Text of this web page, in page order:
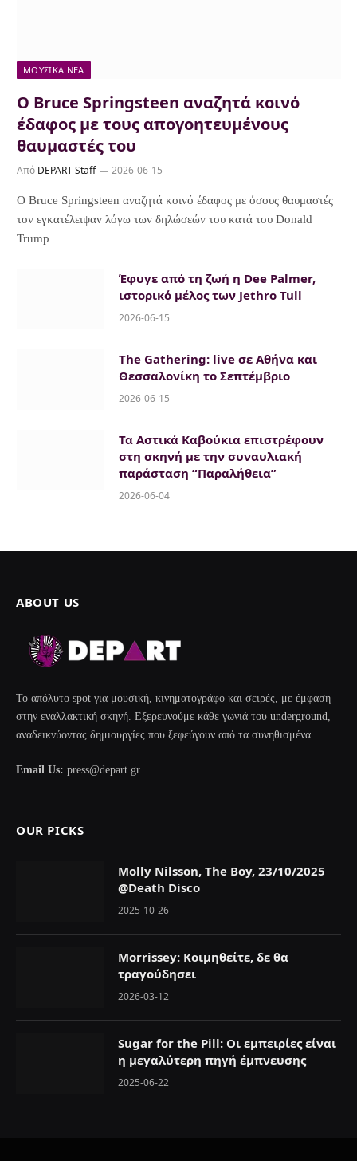
ΜΟΥΣΙΚΆ ΝΈΑ
Ο Bruce Springsteen αναζητά κοινό
έδαφος με τους απογοητευμένους
θαυμαστές του
Από DEPART Staff 2026-06-15
Ο Bruce Springsteen αναζητά κοινό έδαφος με όσους θαυμαστές
τον εγκατέλειψαν λόγω των δηλώσεών του κατά του Donald
Trump
Έφυγε από τη ζωή η Dee Palmer,
ιστορικό μέλος των Jethro Tull
2026-06-15
The Gathering: live σε Αθήνα και
Θεσσαλονίκη το Σεπτέμβριο
2026-06-15
Τα Αστικά Καβούκια επιστρέφουν
στη σκηνή με την συναυλιακή
παράσταση “Παραλήθεια”
2026-06-04
ABOUT US
Το απόλυτο spot για μουσική, κινηματογράφο και σειρές, με έμφαση
στην εναλλακτική σκηνή. Εξερευνούμε κάθε γωνιά του underground,
αναδεικνύοντας δημιουργίες που ξεφεύγουν από τα συνηθισμένα.
Email Us: press@depart.gr
OUR PICKS
Molly Nilsson, The Boy, 23/10/2025
@Death Disco
2025-10-26
Morrissey: Κοιμηθείτε, δε θα
τραγούδησει
2026-03-12
Sugar for the Pill: Oι εμπειρίες είναι
η μεγαλύτερη πηγή έμπνευσης
2025-06-22